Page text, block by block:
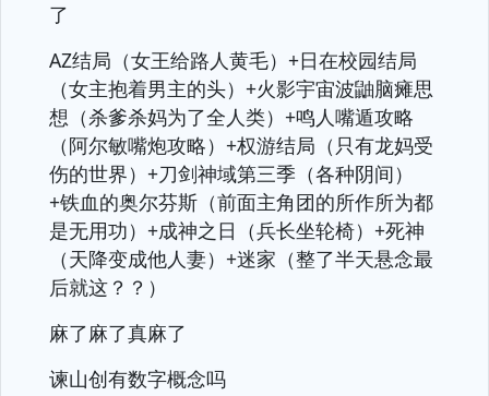
了
AZ结局（女王给路人黄毛）+日在校园结局
（女主抱着男主的头）+火影宇宙波鼬脑瘫思
想（杀爹杀妈为了全人类）+鸣人嘴遁攻略
（阿尔敏嘴炮攻略）+权游结局（只有龙妈受
伤的世界）+刀剑神域第三季（各种阴间）
+铁血的奥尔芬斯（前面主角团的所作所为都
是无用功）+成神之日（兵长坐轮椅）+死神
（天降变成他人妻）+迷家（整了半天悬念最
后就这？？）
麻了麻了真麻了
谏山创有数字概念吗